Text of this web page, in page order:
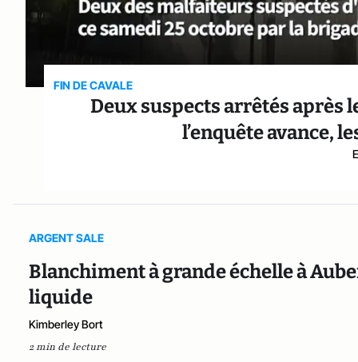
FIN DE CAVALE
Deux suspects arrêtés après
l’enquête avance,
ARGENT SALE
Blanchiment à grande échelle à
liquide
Kimberley Bort
2 min de lecture